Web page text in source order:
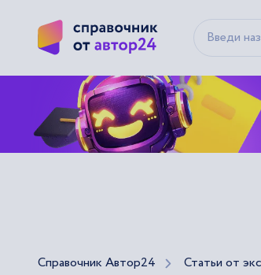
Справочник Автор24 Статьи от